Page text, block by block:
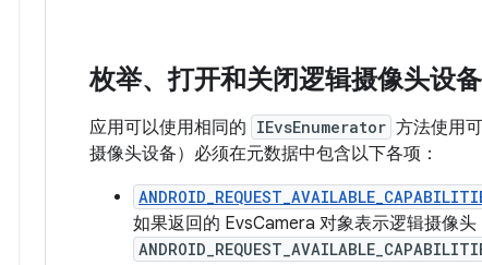
枚举、打开和关闭逻辑摄像头设备
应用可以使用相同的 IEvsEnumerator 方法使用
摄像头设备）必须在元数据中包含以下各项：
如果返回的 EvsCamera 对象表示逻辑摄像